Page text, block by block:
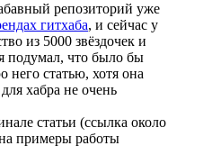
репозиторий уже
гитхаба, и сейчас у
из 5000 звёздочек и
подумал, что было бы
него статью, хотя она
хабра не очень
статьи (ссылка около
примеры работы